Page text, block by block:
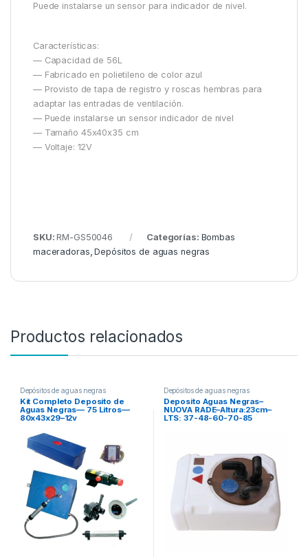
Puede instalarse un sensor para indicador de nivel.
Características:
— Capacidad de 56L
— Fabricado en polietileno de color azul
— Provisto de tapa de registro y roscas hembras para
adaptar las entradas de ventilación.
— Puede instalarse un sensor indicador de nivel
— Tamaño 45x40x35 cm
— Voltaje: 12V
SKU:RM-GS50046 Categorías: Bombas
maceradoras ,Depósitos de aguas negras
Productos relacionados
Depósitos de aguas negras
Kit Completo Deposito de
Aguas Negras— 75 Litros—
80x43x29–12v
Depósitos de aguas negras
Deposito Aguas Negras–
NUOVA RADE–Altura:23cm–
LTS: 37-48-60-70-85